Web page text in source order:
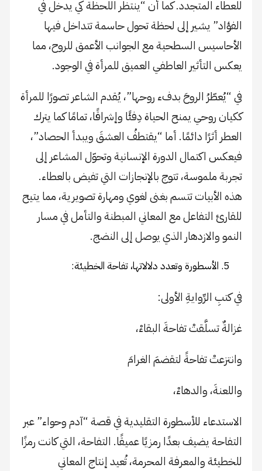
للعطاء المتجدد. كما أن “ينتظر اللحظة كي يدخل في
الفؤاد” يشير إلى لحظة تحول حاسمة تتداخل فيها
الأحاسيس السطحية مع الجوانب الأعمق للروح، مما
يعكس التأثير العاطفي العميق للمرأة في الوجود.
في “يُعطّرُ الروحَ بدفء روحها”، يُقدم الشاعر تصورًا للمرأة
ككيان روحي يمنح الحياة دِفئًا وإشراقًا، تمامًا كما يترك
العطر أثرًا دائمًا. أما “يقتطفُ العشقَ ويبدأ الحصاد”،
فيعكس اكتمال الدورة الإنسانية وتحوّل المشاعر إلى
تجربة ملموسة، تتوج بالإنجازات التي تفيض بالعطاء.
هذه الأبيات تتسم بغنى لغوي ومهارة تصويرية، مما يتيح
للقارئ التفاعل مع المعاني المبطنة والتأمل في مسار
النمو والازدهار الذي يوصل إلى النضج.
الأسطورة وتعدد دلالاتها، تفاحة الخطيئة:
في كتبِ الرِّوايةِ الأولى:
غزالةٌ تسلَّقتْ تفاحةَ البقاءْ،
وانتزعتْ تفاحةً لتقضمَ الغرامَ
واللعنةَ، والدهاءْ،
الاستدعاء للأسطورة التقليدية في قصة “آدم وحواء” عبر
التفاحة يضيف بعدًا رمزيًا عميقًا. التفاحة، التي كانت رمزًا
للخطيئة والمعرفة المحرمة، تُعيد إنتاج المعاني